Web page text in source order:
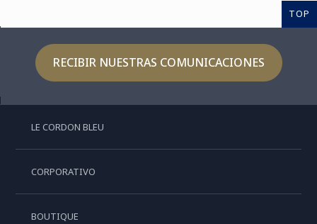
TOP
RECIBIR NUESTRAS COMUNICACIONES
LE CORDON BLEU
CORPORATIVO
BOUTIQUE